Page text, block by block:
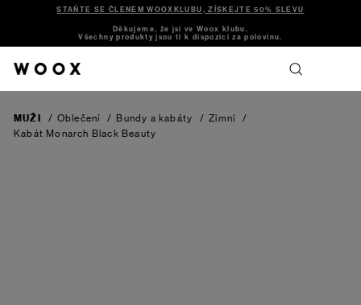
STAŇTE SE ČLENEM WOOXKLUBU, ZÍSKEJTE 50% SLEVU
Děkujeme, že jsi ve Woox klubu.
Všechny produkty jsou ti k dispozici za polovinu.
MUŽI / Oblečení / Bundy a kabáty / Zimní
/
Kabát Monarch Black Beauty